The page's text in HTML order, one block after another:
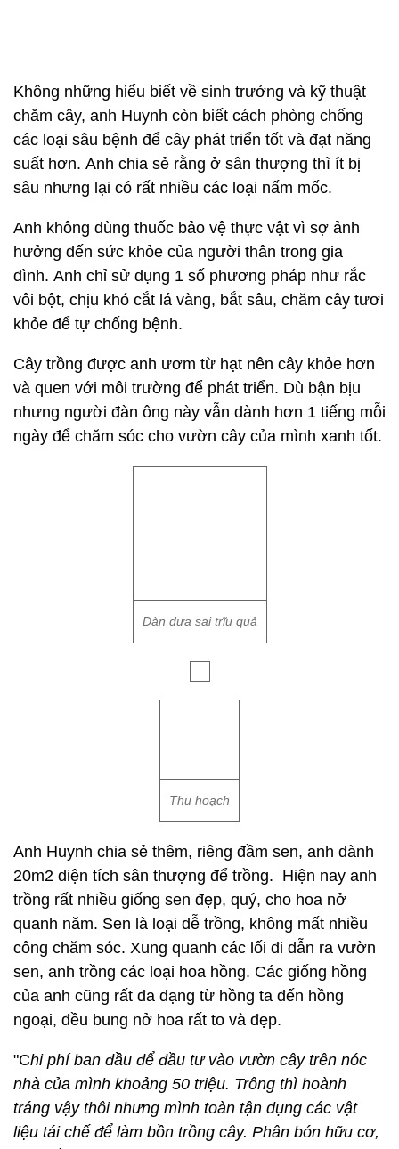
Không những hiểu biết về sinh trưởng và kỹ thuật
chăm cây, anh Huynh còn biết cách phòng chống
các loại sâu bệnh để cây phát triển tốt và đạt năng
suất hơn. Anh chia sẻ rằng ở sân thượng thì ít bị
sâu nhưng lại có rất nhiều các loại nấm mốc.
Anh không dùng thuốc bảo vệ thực vật vì sợ ảnh
hưởng đến sức khỏe của người thân trong gia
đình. Anh chỉ sử dụng 1 số phương pháp như rắc
vôi bột, chịu khó cắt lá vàng, bắt sâu, chăm cây tươi
khỏe để tự chống bệnh.
Cây trồng được anh ươm từ hạt nên cây khỏe hơn
và quen với môi trường để phát triển. Dù bận bịu
nhưng người đàn ông này vẫn dành hơn 1 tiếng mỗi
ngày để chăm sóc cho vườn cây của mình xanh tốt.
Dàn dưa sai trĩu quả
Thu hoạch
Anh Huynh chia sẻ thêm, riêng đầm sen, anh dành
20m2 diện tích sân thượng để trồng. Hiện nay anh
trồng rất nhiều giống sen đẹp, quý, cho hoa nở
quanh năm. Sen là loại dễ trồng, không mất nhiều
công chăm sóc. Xung quanh các lối đi dẫn ra vườn
sen, anh trồng các loại hoa hồng. Các giống hồng
của anh cũng rất đa dạng từ hồng ta đến hồng
ngoại, đều bung nở hoa rất to và đẹp.
"Chi phí ban đầu để đầu tư vào vườn cây trên nóc
nhà của mình khoảng 50 triệu. Trông thì hoành
tráng vậy thôi nhưng mình toàn tận dụng các vật
liệu tái chế để làm bồn trồng cây. Phân bón hữu cơ,